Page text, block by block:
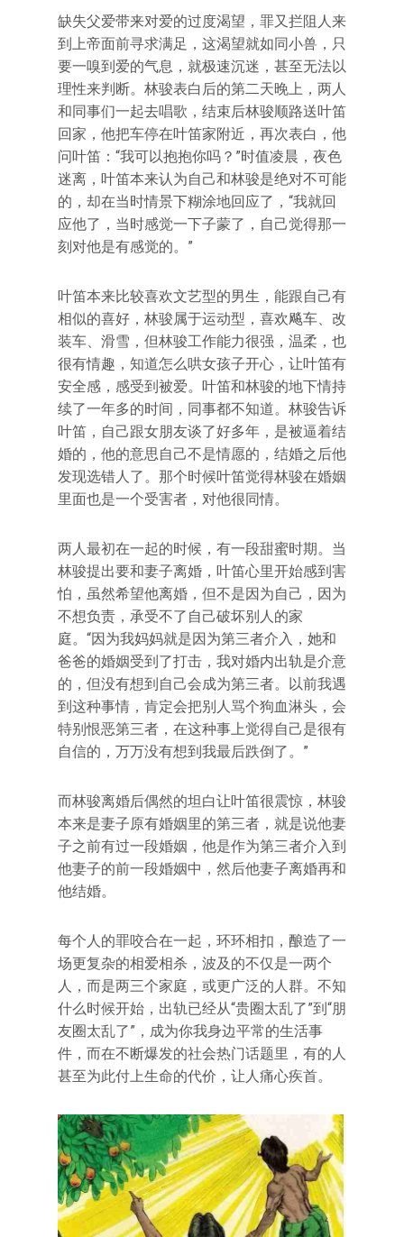
缺失父爱带来对爱的过度渴望，罪又拦阻人来
到上帝面前寻求满足，这渴望就如同小兽，只
要一嗅到爱的气息，就极速沉迷，甚至无法以
理性来判断。林骏表白后的第二天晚上，两人
和同事们一起去唱歌，结束后林骏顺路送叶笛
回家，他把车停在叶笛家附近，再次表白，他
问叶笛：“我可以抱抱你吗？”时值凌晨，夜色
迷离，叶笛本来认为自己和林骏是绝对不可能
的，却在当时情景下糊涂地回应了，“我就回
应他了，当时感觉一下子蒙了，自己觉得那一
刻对他是有感觉的。”
叶笛本来比较喜欢文艺型的男生，能跟自己有
相似的喜好，林骏属于运动型，喜欢飚车、改
装车、滑雪，但林骏工作能力很强，温柔，也
很有情趣，知道怎么哄女孩子开心，让叶笛有
安全感，感受到被爱。叶笛和林骏的地下情持
续了一年多的时间，同事都不知道。林骏告诉
叶笛，自己跟女朋友谈了好多年，是被逼着结
婚的，他的意思自己不是情愿的，结婚之后他
发现选错人了。那个时候叶笛觉得林骏在婚姻
里面也是一个受害者，对他很同情。
两人最初在一起的时候，有一段甜蜜时期。当
林骏提出要和妻子离婚，叶笛心里开始感到害
怕，虽然希望他离婚，但不是因为自己，因为
不想负责，承受不了自己破坏别人的家
庭。“因为我妈妈就是因为第三者介入，她和
爸爸的婚姻受到了打击，我对婚内出轨是介意
的，但没有想到自己会成为第三者。以前我遇
到这种事情，肯定会把别人骂个狗血淋头，会
特别恨恶第三者，在这种事上觉得自己是很有
自信的，万万没有想到我最后跌倒了。”
而林骏离婚后偶然的坦白让叶笛很震惊，林骏
本来是妻子原有婚姻里的第三者，就是说他妻
子之前有过一段婚姻，他是作为第三者介入到
他妻子的前一段婚姻中，然后他妻子离婚再和
他结婚。
每个人的罪咬合在一起，环环相扣，酿造了一
场更复杂的相爱相杀，波及的不仅是一两个
人，而是两三个家庭，或更广泛的人群。不知
什么时候开始，出轨已经从“贵圈太乱了”到“朋
友圈太乱了”，成为你我身边平常的生活事
件，而在不断爆发的社会热门话题里，有的人
甚至为此付上生命的代价，让人痛心疾首。